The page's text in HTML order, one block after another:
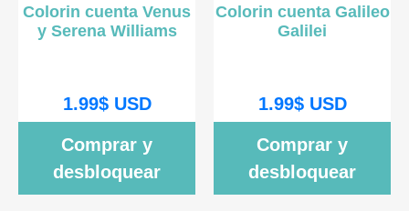
Colorin cuenta Venus
y Serena Williams
1.99$USD
Comprar y
desbloquear
Colorin cuenta Galileo
Galilei
1.99$USD
Comprar y
desbloquear